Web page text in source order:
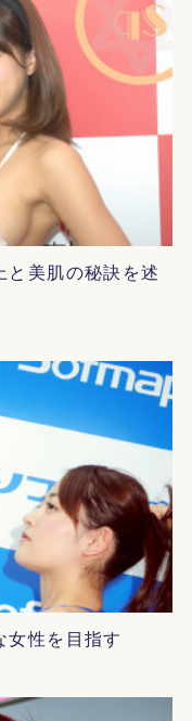
と美肌の秘訣を述
女性を目指す